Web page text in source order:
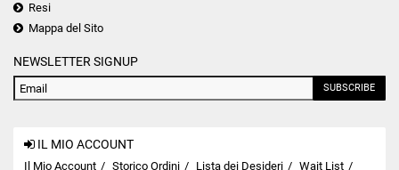
Resi
Mappa del Sito
NEWSLETTER SIGNUP
SUBSCRIBE
IL MIO ACCOUNT
Il Mio Account Storico Ordini Lista dei Desideri Wait List